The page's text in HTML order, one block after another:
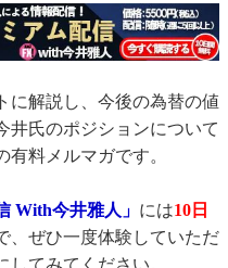
解説し、今後の為替の値
井氏のポジションについて
料メルマガです。
With今井雅人」 には10日
、ぜひ一度体験していただ